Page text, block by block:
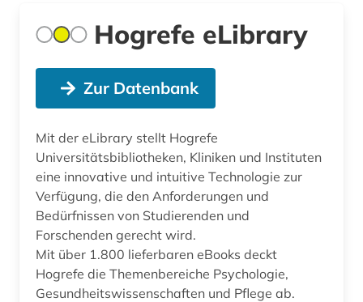
Hogrefe eLibrary
Zur Datenbank
Mit der eLibrary stellt Hogrefe
Universitätsbibliotheken, Kliniken und Instituten
eine innovative und intuitive Technologie zur
Verfügung, die den Anforderungen und
Bedürfnissen von Studierenden und
Forschenden gerecht wird.
Mit über 1.800 lieferbaren eBooks deckt
Hogrefe die Themenbereiche Psychologie,
Gesundheitswissenschaften und Pflege ab.